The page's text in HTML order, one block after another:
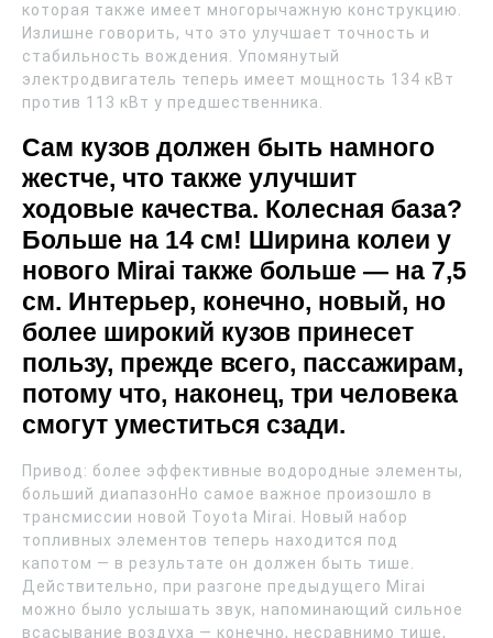
которая также имеет многорычажную конструкцию.
Излишне говорить, что это улучшает точность и
стабильность вождения. Упомянутый
электродвигатель теперь имеет мощность 134 кВт
против 113 кВт у предшественника.
Сам кузов должен быть намного
жестче, что также улучшит
ходовые качества. Колесная база?
Больше на 14 см! Ширина колеи у
нового Mirai также больше — на 7,5
см. Интерьер, конечно, новый, но
более широкий кузов принесет
пользу, прежде всего, пассажирам,
потому что, наконец, три человека
смогут уместиться сзади.
Привод: более эффективные водородные элементы,
больший диапазонНо самое важное произошло в
трансмиссии новой Toyota Mirai. Новый набор
топливных элементов теперь находится под
капотом — в результате он должен быть тише.
Действительно, при разгоне предыдущего Mirai
можно было услышать звук, напоминающий сильное
всасывание воздуха — конечно, несравнимо тише,